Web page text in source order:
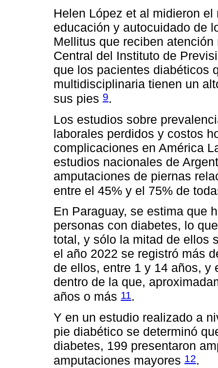
Helen López et al midieron
educación y autocuidado de
Mellitus que reciben
Central del Instituto de
que los pacientes diabéticos
multidisciplinaria tienen un
sus pies 9.
Los estudios sobre
laborales perdidos y costos
complicaciones en América
estudios nacionales de
amputaciones de piernas
entre el 45% y el 75% de
En Paraguay, se estima que
personas con diabetes, lo
total, y sólo la mitad de ellos
el año 2022 se registró más
de ellos, entre 1 y 14 años, y
dentro de la que,
años o más 11 .
Y en un estudio realizado a
pie diabético se determinó
diabetes, 199 presentaron
amputaciones mayores 12.